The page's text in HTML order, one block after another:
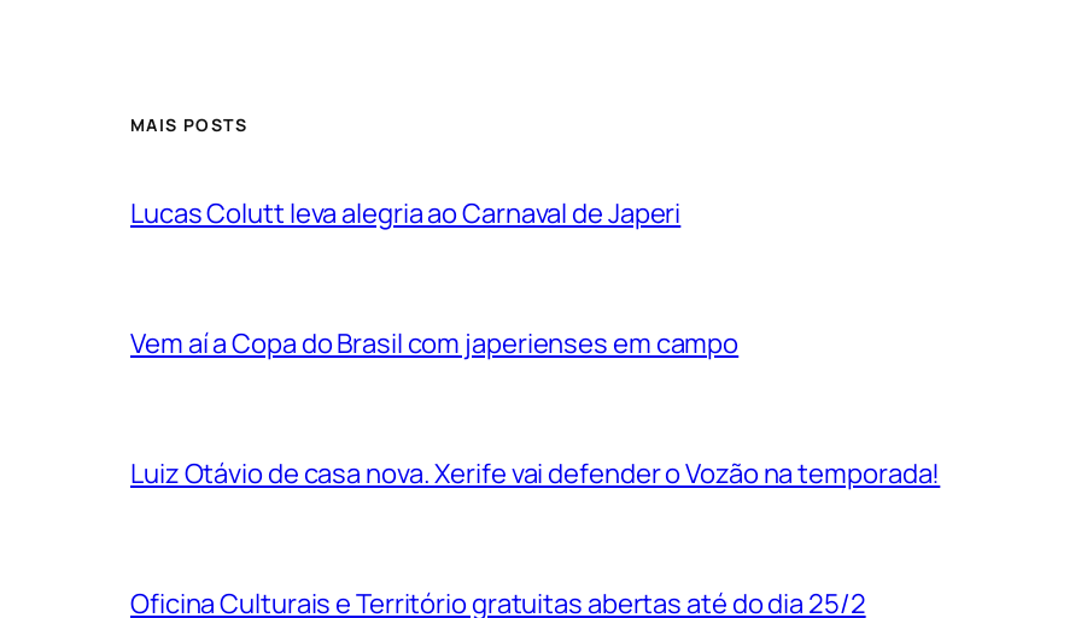
MAIS POSTS
Lucas Colutt leva alegria ao Carnaval de Japeri
Vem aí a Copa do Brasil com japerienses em campo
Luiz Otávio de casa nova. Xerife vai defender o Vozão na temporada!
Oficina Culturais e Território gratuitas abertas até do dia 25/2